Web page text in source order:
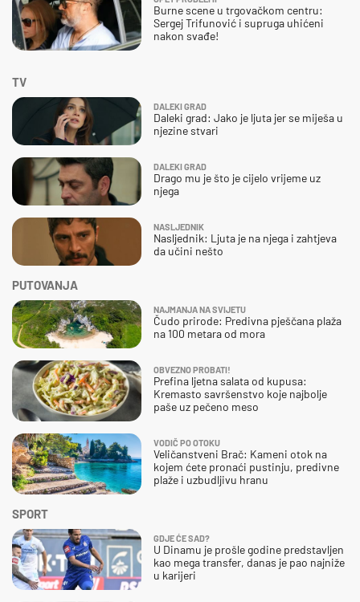
Burne scene u trgovačkom centru:
Sergej Trifunović i supruga uhićeni
nakon svađe!
SPORT
GDJE ĆE SAD?
U Dinamu je prošle godine predstavljen
kao mega transfer, danas je pao najniže
u karijeri
TV
DALEKI GRAD
Daleki grad: Jako je ljuta jer se miješa u
njezine stvari
DALEKI GRAD
Drago mu je što je cijelo vrijeme uz
njega
NASLJEDNIK
Nasljednik: Ljuta je na njega i zahtjeva
da učini nešto
PUTOVANJA
NAJMANJA NA SVIJETU
Čudo prirode: Predivna pješčana plaža
na 100 metara od mora
OBVEZNO PROBATI!
Prefina ljetna salata od kupusa:
Kremasto savršenstvo koje najbolje
paše uz pečeno meso
VODIČ PO OTOKU
Veličanstveni Brač: Kameni otok na
kojem ćete pronaći pustinju, predivne
plaže i uzbudljivu hranu